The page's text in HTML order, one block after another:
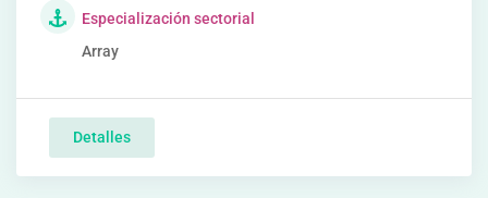
Especialización sectorial
Array
Detalles